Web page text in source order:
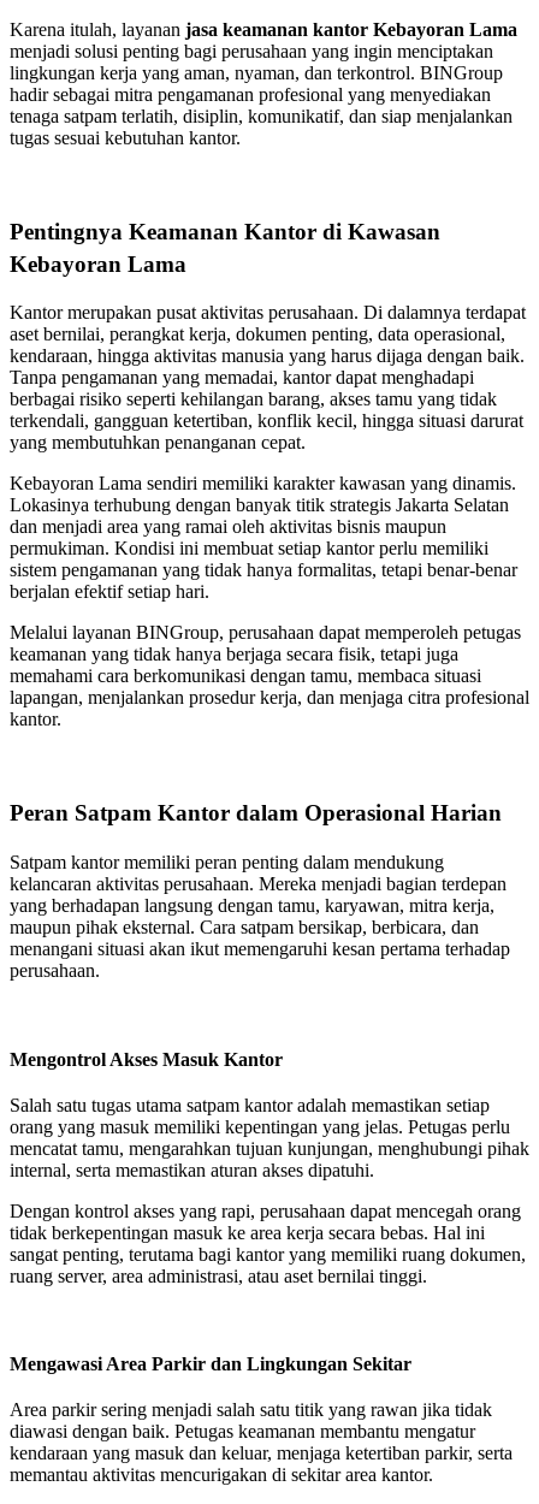
Karena itulah, layanan jasa keamanan kantor Kebayoran Lama
menjadi solusi penting bagi perusahaan yang ingin menciptakan
lingkungan kerja yang aman, nyaman, dan terkontrol. BINGroup
hadir sebagai mitra pengamanan profesional yang menyediakan
tenaga satpam terlatih, disiplin, komunikatif, dan siap menjalankan
tugas sesuai kebutuhan kantor.
Pentingnya Keamanan Kantor di Kawasan
Kebayoran Lama
Kantor merupakan pusat aktivitas perusahaan. Di dalamnya terdapat
aset bernilai, perangkat kerja, dokumen penting, data operasional,
kendaraan, hingga aktivitas manusia yang harus dijaga dengan baik.
Tanpa pengamanan yang memadai, kantor dapat menghadapi
berbagai risiko seperti kehilangan barang, akses tamu yang tidak
terkendali, gangguan ketertiban, konflik kecil, hingga situasi darurat
yang membutuhkan penanganan cepat.
Kebayoran Lama sendiri memiliki karakter kawasan yang dinamis.
Lokasinya terhubung dengan banyak titik strategis Jakarta Selatan
dan menjadi area yang ramai oleh aktivitas bisnis maupun
permukiman. Kondisi ini membuat setiap kantor perlu memiliki
sistem pengamanan yang tidak hanya formalitas, tetapi benar-benar
berjalan efektif setiap hari.
Melalui layanan BINGroup, perusahaan dapat memperoleh petugas
keamanan yang tidak hanya berjaga secara fisik, tetapi juga
memahami cara berkomunikasi dengan tamu, membaca situasi
lapangan, menjalankan prosedur kerja, dan menjaga citra profesional
kantor.
Peran Satpam Kantor dalam Operasional Harian
Satpam kantor memiliki peran penting dalam mendukung
kelancaran aktivitas perusahaan. Mereka menjadi bagian terdepan
yang berhadapan langsung dengan tamu, karyawan, mitra kerja,
maupun pihak eksternal. Cara satpam bersikap, berbicara, dan
menangani situasi akan ikut memengaruhi kesan pertama terhadap
perusahaan.
Mengontrol Akses Masuk Kantor
Salah satu tugas utama satpam kantor adalah memastikan setiap
orang yang masuk memiliki kepentingan yang jelas. Petugas perlu
mencatat tamu, mengarahkan tujuan kunjungan, menghubungi pihak
internal, serta memastikan aturan akses dipatuhi.
Dengan kontrol akses yang rapi, perusahaan dapat mencegah orang
tidak berkepentingan masuk ke area kerja secara bebas. Hal ini
sangat penting, terutama bagi kantor yang memiliki ruang dokumen,
ruang server, area administrasi, atau aset bernilai tinggi.
Mengawasi Area Parkir dan Lingkungan Sekitar
Area parkir sering menjadi salah satu titik yang rawan jika tidak
diawasi dengan baik. Petugas keamanan membantu mengatur
kendaraan yang masuk dan keluar, menjaga ketertiban parkir, serta
memantau aktivitas mencurigakan di sekitar area kantor.